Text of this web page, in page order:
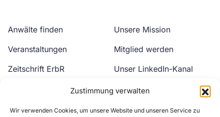
Zustimmung verwalten
Wir verwenden Cookies, um unsere Website und unseren Service zu
Anwälte finden
Veranstaltungen
Zeitschrift ErbR
Unsere Mission
Mitglied werden
Unser LinkedIn-Kanal
Unser YouTube-Kanal